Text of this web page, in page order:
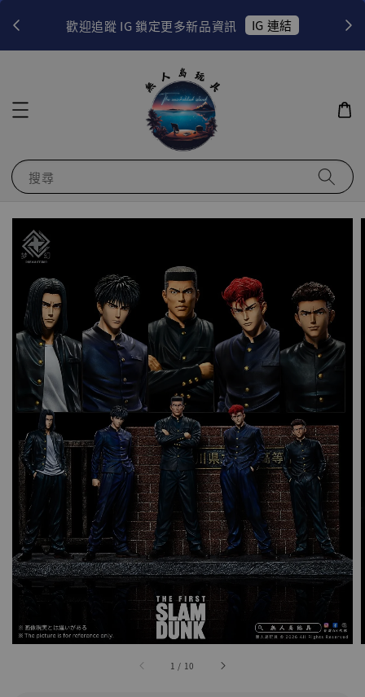
歡迎追蹤 IG 鎖定更多新品資訊 IG 連結
搜尋
1 / 10